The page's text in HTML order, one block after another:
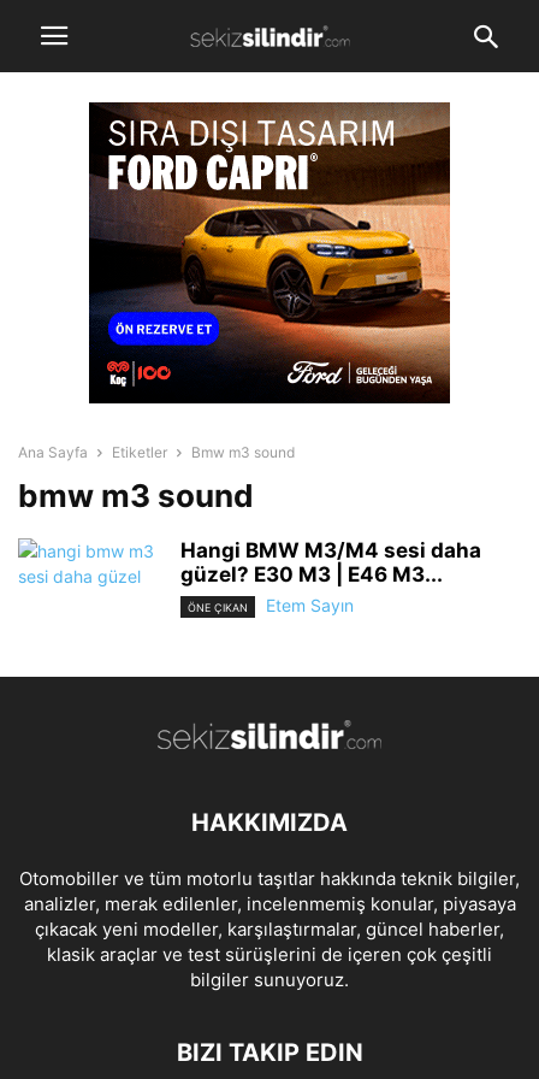
Ana Sayfa Etiketler Bmw m3 sound
bmw m3 sound
Hangi BMW M3/M4 sesi daha
güzel? E30 M3 | E46 M3...
ÖNE ÇIKAN Etem Sayın
HAKKIMIZDA
Otomobiller ve tüm motorlu taşıtlar hakkında teknik bilgiler,
analizler, merak edilenler, incelenmemiş konular, piyasaya
çıkacak yeni modeller, karşılaştırmalar, güncel haberler,
klasik araçlar ve test sürüşlerini de içeren çok çeşitli
bilgiler sunuyoruz.
BIZI TAKIP EDIN